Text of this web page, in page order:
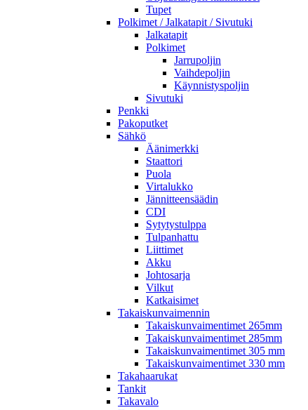
Tupet
Polkimet / Jalkatapit / Sivutuki
Jalkatapit
Polkimet
Jarrupoljin
Vaihdepoljin
Käynnistyspoljin
Sivutuki
Penkki
Pakoputket
Sähkö
Äänimerkki
Staattori
Puola
Virtalukko
Jännitteensäädin
CDI
Sytytystulppa
Tulpanhattu
Liittimet
Akku
Johtosarja
Vilkut
Katkaisimet
Takaiskunvaimennin
Takaiskunvaimentimet 265mm
Takaiskunvaimentimet 285mm
Takaiskunvaimentimet 305 mm
Takaiskunvaimentimet 330 mm
Takahaarukat
Tankit
Takavalo